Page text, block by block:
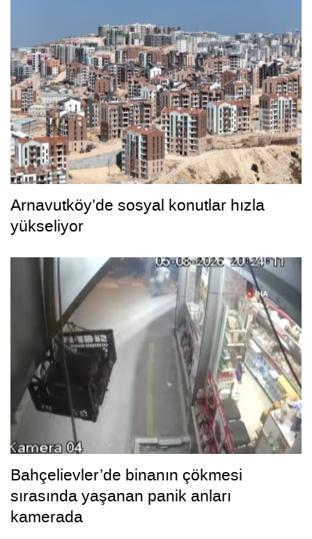
Arnavutköy’de sosyal konutlar hızla
yükseliyor
Bahçelievler’de binanın çökmesi
sırasında yaşanan panik anları
kamerada